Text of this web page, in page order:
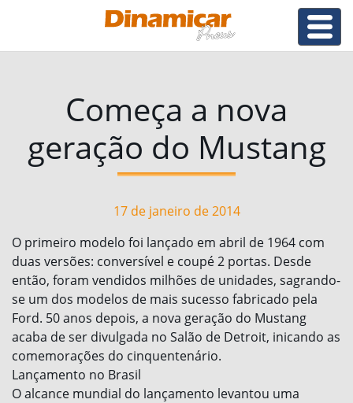
Começa a nova
geração do Mustang
17 de janeiro de 2014
O primeiro modelo foi lançado em abril de 1964 com
duas versões: conversível e coupé 2 portas. Desde
então, foram vendidos milhões de unidades, sagrando-
se um dos modelos de mais sucesso fabricado pela
Ford. 50 anos depois, a nova geração do Mustang
acaba de ser divulgada no Salão de Detroit, inicando as
comemorações do cinquentenário.
Lançamento no Brasil
O alcance mundial do lançamento levantou uma